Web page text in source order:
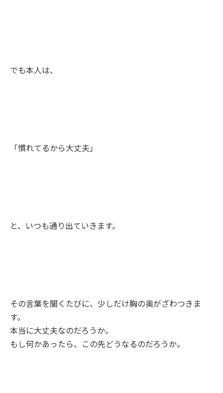
でも本人は、
「慣れてるから大丈夫」
と、いつも通り出ていきます。
その言葉を聞くたびに、少しだけ胸の奥がざわつきま
す。
本当に大丈夫なのだろうか。
もし何かあったら、この先どうなるのだろうか。